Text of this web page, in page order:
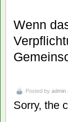
Wenn
Posted by admin
Sorry, the